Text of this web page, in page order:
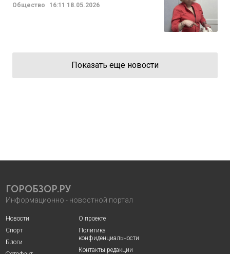
Общество 16:11 18.05.2026
Показать еще новости
ГОРОБЗОР.РУ
Информационно - новостной портал
Новости
Спорт
Блоги
О проекте
Политика
конфиденциальности
Контакты редакции